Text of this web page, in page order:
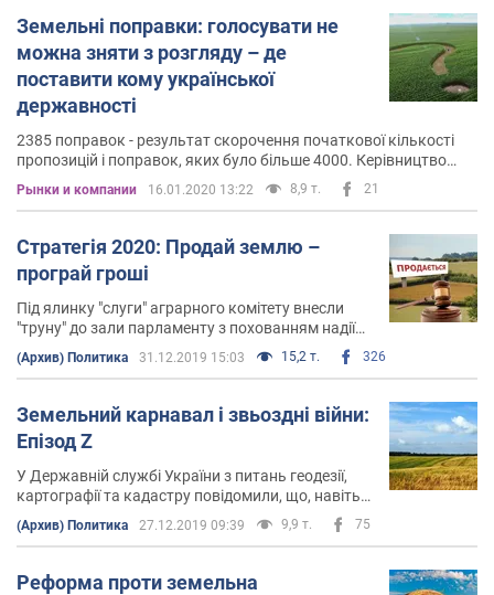
Земельні поправки: голосувати не
можна зняти з розгляду – де
поставити кому української
державності
2385 поправок - результат скорочення початкової кількості
пропозицій і поправок, яких було більше 4000. Керівництво
комітету явно не хотіло витрачати вдвічі більше часу на
розгляд поправок і вирішило скоротити їх, посилаючись на
Рынки и компании 16.01.2020 13:22 8,9 т. 21
Стратегія 2020: Продай землю –
програй гроші
Під ялинку "слуги" аграрного комітету внесли
"труну" до зали парламенту з похованням надії
українців самостійно господарювати на власній
землі
(Архив) Политика 31.12.2019 15:03 15,2 т. 326
Земельний карнавал і звьоздні війни:
Епізод Z
У Державній службі України з питань геодезії,
картографії та кадастру повідомили, що, навіть,
попри те, що депутати не проголосували за
продовження мораторію на продаж землі, він
(Архив) Политика 27.12.2019 09:39 9,9 т. 75
Реформа проти земельна